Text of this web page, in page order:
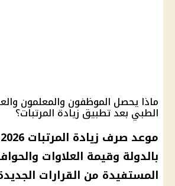
ماذا يحصل الموظفون والمعلمون
الطبي بعد تطبيق زيادة المرتبات؟
بالدولة وقيمة العلاوات
المستفيدة من القرارات